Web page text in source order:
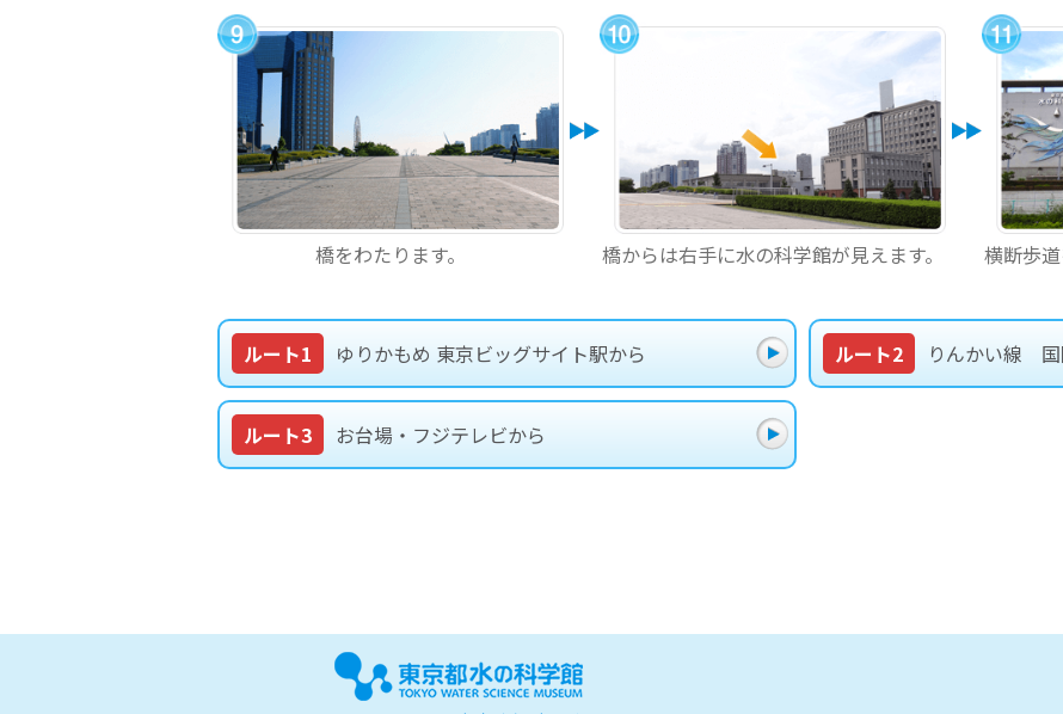
橋をわたります。 橋からは右手に水の科学館が見えます。
横断歩
ルート1 ゆりかもめ 東京ビッグサイト駅から ルート2 りんかい線 国
ルート3 お台場・フジテレビから